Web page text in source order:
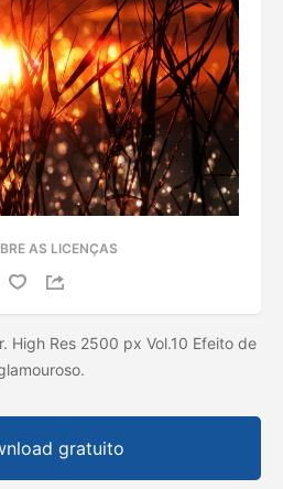
AS LICENÇAS
High Res 2500 px Vol.10 Efeito de
gratuito